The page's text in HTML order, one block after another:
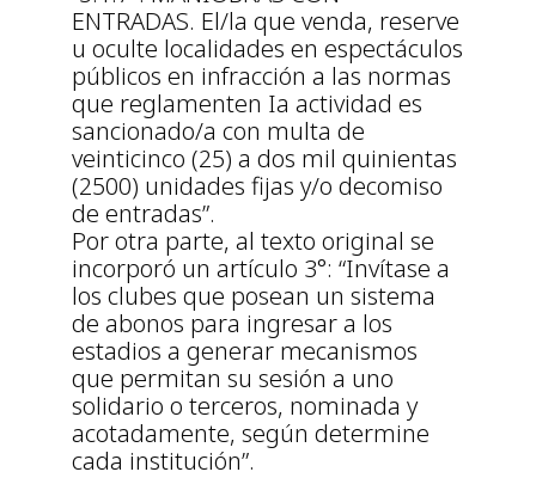
ENTRADAS. El/la que venda, reserve
u oculte localidades en espectáculos
públicos en infracción a las normas
que reglamenten Ia actividad es
sancionado/a con multa de
veinticinco (25) a dos mil quinientas
(2500) unidades fijas y/o decomiso
de entradas”.
Por otra parte, al texto original se
incorporó un artículo 3°: “Invítase a
los clubes que posean un sistema
de abonos para ingresar a los
estadios a generar mecanismos
que permitan su sesión a uno
solidario o terceros, nominada y
acotadamente, según determine
cada institución”.